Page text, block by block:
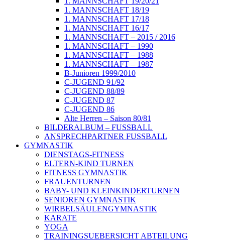
1. MANNSCHAFT 18/19
1. MANNSCHAFT 17/18
1. MANNSCHAFT 16/17
1. MANNSCHAFT – 2015 / 2016
1. MANNSCHAFT – 1990
1. MANNSCHAFT – 1988
1. MANNSCHAFT – 1987
B-Junioren 1999/2010
C-JUGEND 91/92
C-JUGEND 88/89
C-JUGEND 87
C-JUGEND 86
Alte Herren – Saison 80/81
BILDERALBUM – FUSSBALL
ANSPRECHPARTNER FUSSBALL
GYMNASTIK
DIENSTAGS-FITNESS
ELTERN-KIND TURNEN
FITNESS GYMNASTIK
FRAUENTURNEN
BABY- UND KLEINKINDERTURNEN
SENIOREN GYMNASTIK
WIRBELSÄULENGYMNASTIK
KARATE
YOGA
TRAININGSUEBERSICHT ABTEILUNG